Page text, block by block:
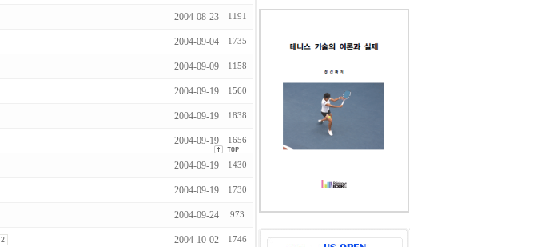
2004-08-23 1191
2004-09-04 1735
2004-09-09 1158
2004-09-19 1560
2004-09-19 1838
2004-09-19 1656
2004-09-19 1430
2004-09-19 1730
2004-09-24 973
2 2004-10-02 1746